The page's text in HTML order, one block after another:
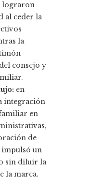
lograron
al ceder la
la
consejo y
en
integración
en
de
impulsó un
sin diluir la
la marca.